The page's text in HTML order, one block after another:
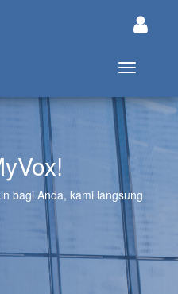
Buka/
bagi Anda, kami langsung